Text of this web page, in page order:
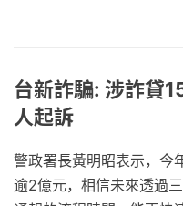
台新詐騙: 涉詐貸
人起訴
警政署長黃明昭表示，今
逾2億元，相信未來透過